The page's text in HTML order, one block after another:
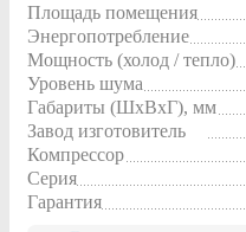
Площадь помещения
Энергопотребление
Мощность (холод / тепло)
Уровень шума
Габариты (ШxВxГ), мм
Завод изготовитель
Компрессор
Серия
Гарантия